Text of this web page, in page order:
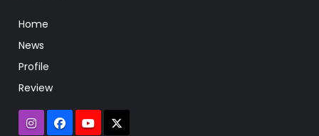
Home
News
Profile
Review